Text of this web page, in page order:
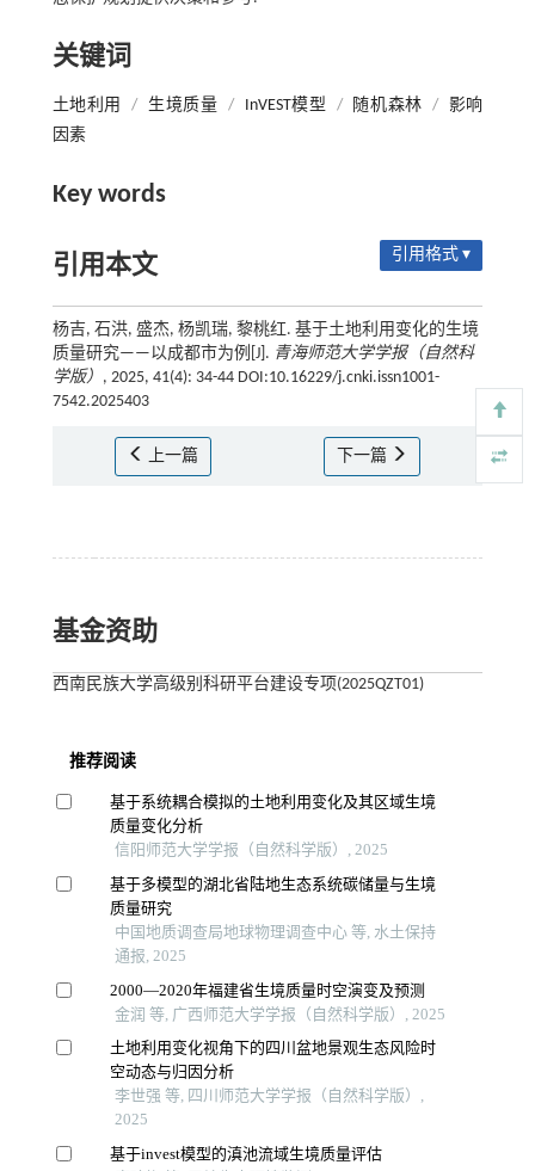
关键词
土地利用 / 生境质量 / InVEST模型 / 随机森林 / 影响
因素
Key words
引用本文 引用格式 ▾
杨吉, 石洪, 盛杰, 杨凯瑞, 黎桃红. 基于土地利用变化的生境
质量研究——以成都市为例[J]. 青海师范大学学报（自然科
学版） , 2025, 41(4): 34-44 DOI:10.16229/j.cnki.issn1001-
7542.2025403
上一篇 下一篇
基金资助
西南民族大学高级别科研平台建设专项(2025QZT01)